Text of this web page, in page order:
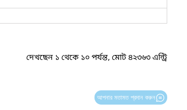
দেখছেন ১ থেকে ১০ পর্যন্ত, মোট ৪২৩৬৩ এন্ট্রি
আপনার মতামত প্রদান করুন